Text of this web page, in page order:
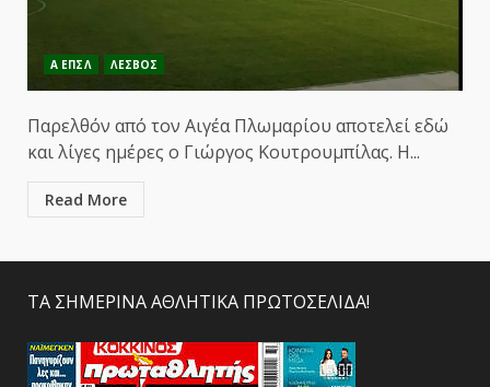
Α ΕΠΣΛ ΛΕΣΒΟΣ
Παρελθόν από τον Αιγέα Πλωμαρίου αποτελεί εδώ
και λίγες ημέρες ο Γιώργος Κουτρουμπίλας. Η...
Read More
ΤΑ ΣΗΜΕΡΙΝΑ ΑΘΛΗΤΙΚΑ ΠΡΩΤΟΣΕΛΙΔΑ!